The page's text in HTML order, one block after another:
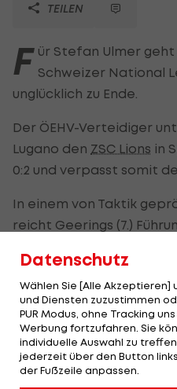
TEILEN
F ür Stefan Ulmer
Schweizer National
unglücklich zu Ende.
Der ÖEHV-Verteidiger
Lugano den ZSC Lions in
0:2 und verpasst somit
In einem von Taktik
reicht Geerings (7.)
Serge Aubin. Kenins
Ende ins leere Tor den
Ulmer steht insgesamt
verzeichnet einen
Der 27-Jährige wird aller
Datenschutz
Wählen Sie [Alle Akzeptieren]
und Diensten zuzustimmen
PUR Modus, ohne Tracking
Werbung fortzufahren. Sie
individuelle Auswahl zu
jederzeit über den Button
der Fußzeile anpassen.